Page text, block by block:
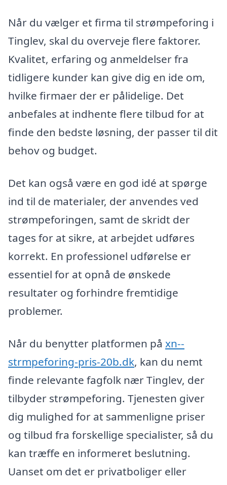
Når du vælger et firma til strømpeforing i
Tinglev, skal du overveje flere faktorer.
Kvalitet, erfaring og anmeldelser fra
tidligere kunder kan give dig en ide om,
hvilke firmaer der er pålidelige. Det
anbefales at indhente flere tilbud for at
finde den bedste løsning, der passer til dit
behov og budget.
Det kan også være en god idé at spørge
ind til de materialer, der anvendes ved
strømpeforingen, samt de skridt der
tages for at sikre, at arbejdet udføres
korrekt. En professionel udførelse er
essentiel for at opnå de ønskede
resultater og forhindre fremtidige
problemer.
Når du benytter platformen på xn--
strmpeforing-pris-20b.dk, kan du nemt
finde relevante fagfolk nær Tinglev, der
tilbyder strømpeforing. Tjenesten giver
dig mulighed for at sammenligne priser
og tilbud fra forskellige specialister, så du
kan træffe en informeret beslutning.
Uanset om det er privatboliger eller